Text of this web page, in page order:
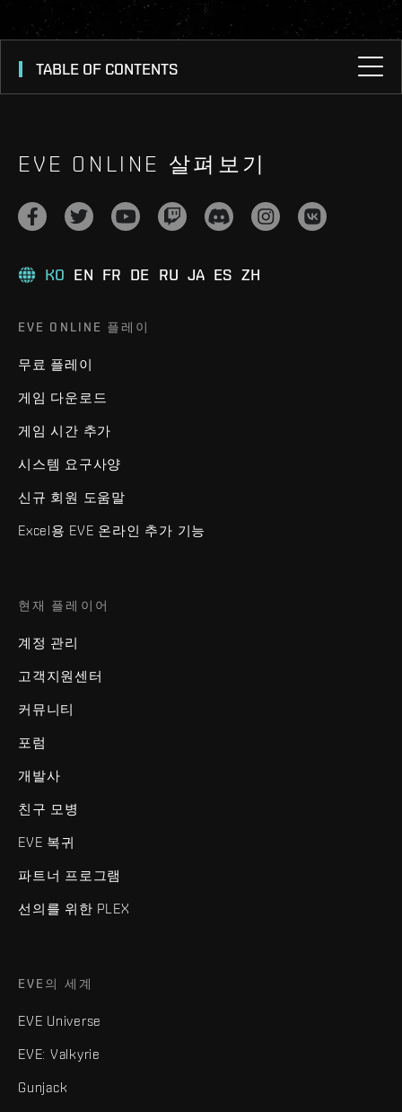
TABLE OF CONTENTS
EVE ONLINE 살펴보기
KO EN FR DE RU JA ES ZH
EVE ONLINE 플레이
무료 플레이
게임 다운로드
게임 시간 추가
시스템 요구사양
신규 회원 도움말
Excel용 EVE 온라인 추가 기능
현재 플레이어
계정 관리
고객지원센터
커뮤니티
포럼
개발사
친구 모병
EVE 복귀
파트너 프로그램
선의를 위한 PLEX
EVE의 세계
EVE Universe
EVE: Valkyrie
Gunjack